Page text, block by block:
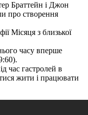
Браттейн і Джон
про створення
Місяця з близької
часу вперше
час гастролей в
жити і працювати